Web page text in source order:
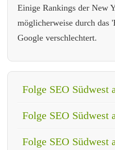
Einige Rankings der New
möglicherweise durch das
Google verschlechtert.
Folge SEO Südwest
Folge SEO Südwest
Folge SEO Südwest